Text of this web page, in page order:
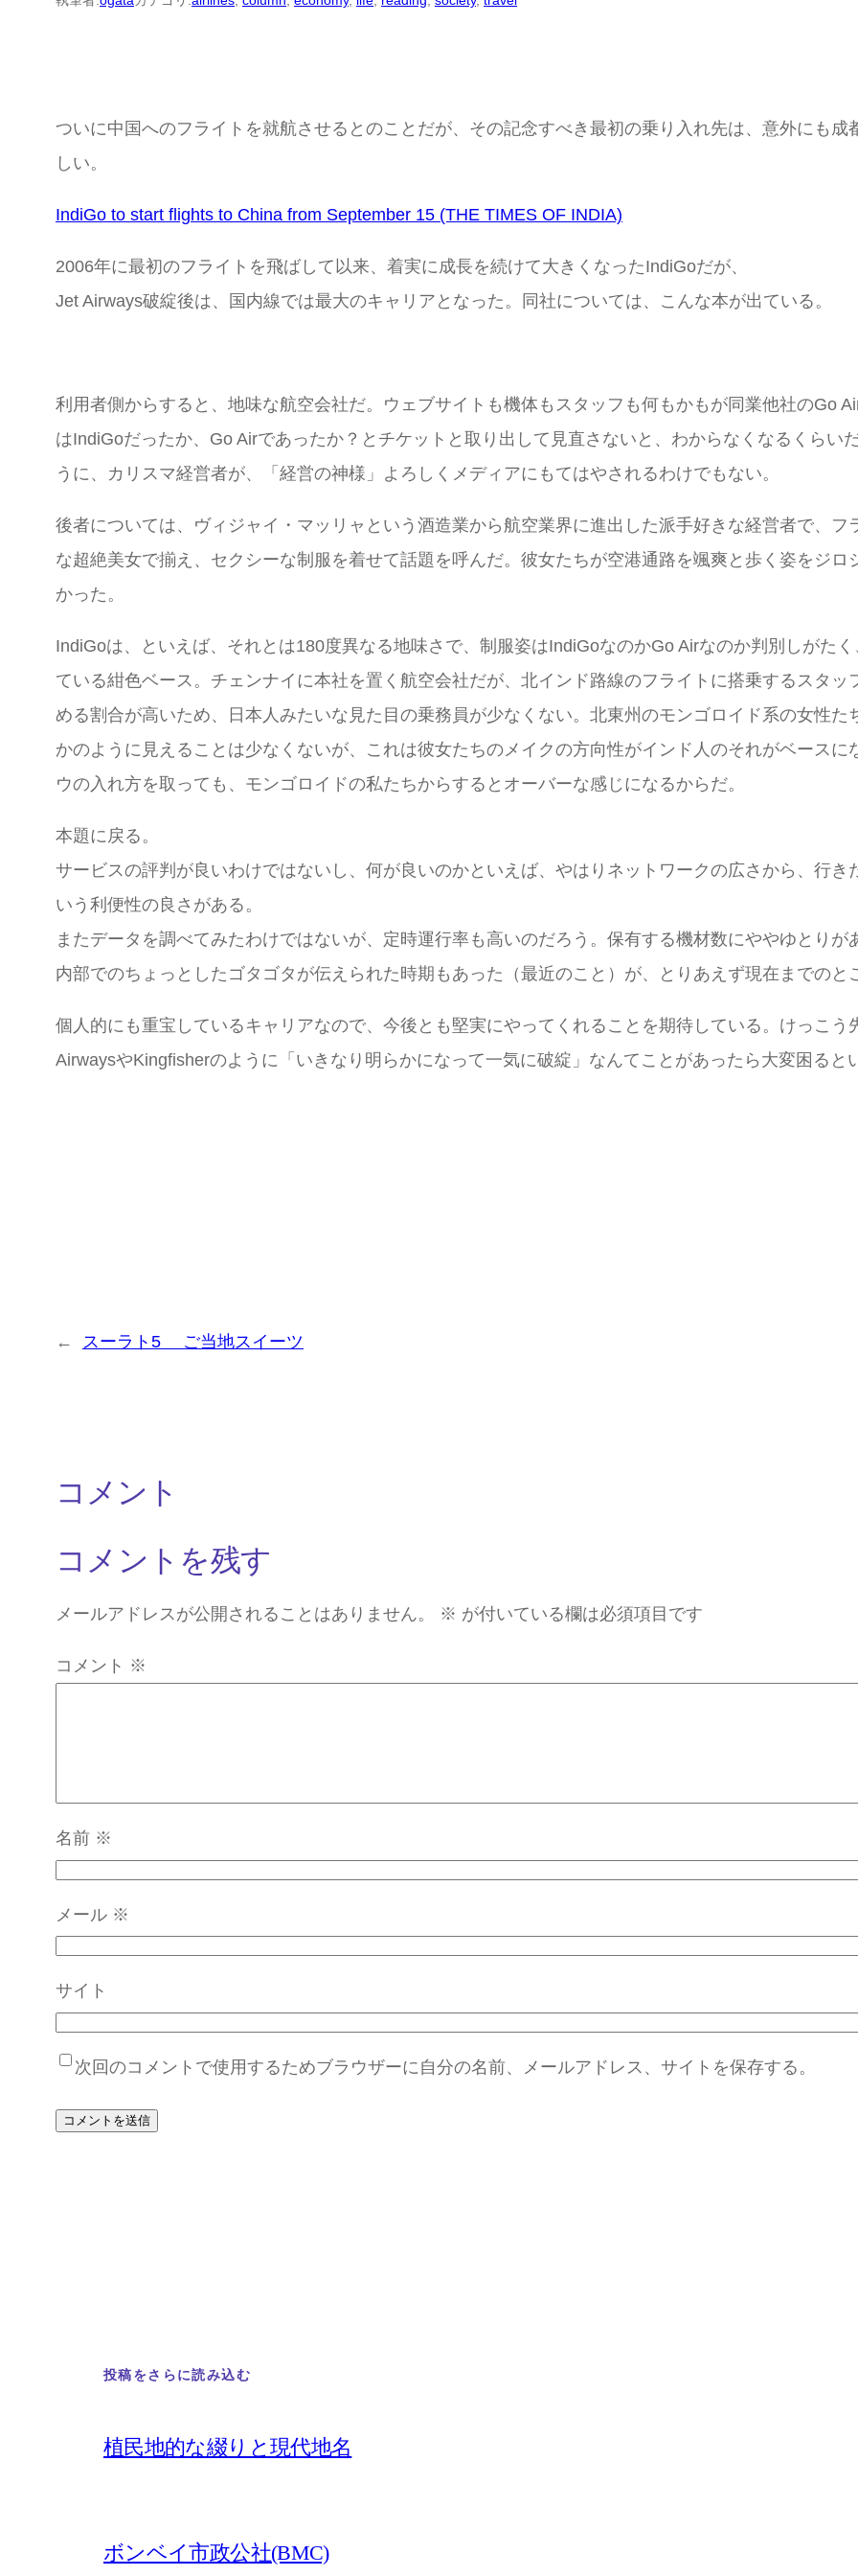
ついに中国へのフライトを就航させるとのことだが、その記念すべき最初の乗り入れ先は、意外にも
しい。
IndiGo to start flights to China from September 15 (THE TIMES OF INDIA)
2006年に最初のフライトを飛ばして以来、着実に成長を続けて大きくなったIndiGoだが、
Jet Airways破綻後は、国内線では最大のキャリアとなった。同社については、こんな本が出ている。
利用者側からすると、地味な航空会社だ。ウェブサイトも機体もスタッフも何もかもが同業他社のGo
はIndiGoだったか、Go Airであったか？とチケットと取り出して見直さないと、わからなくなるくらい
うに、カリスマ経営者が、「経営の神様」よろしくメディアにもてはやされるわけでもない。
後者については、ヴィジャイ・マッリャという酒造業から航空業界に進出した派手好きな経営者で、
な超絶美女で揃え、セクシーな制服を着せて話題を呼んだ。彼女たちが空港通路を颯爽と歩く姿をジ
かった。
IndiGoは、といえば、それとは180度異なる地味さで、制服姿はIndiGoなのかGo Airなのか判別しがた
ている紺色ベース。チェンナイに本社を置く航空会社だが、北インド路線のフライトに搭乗するスタ
める割合が高いため、日本人みたいな見た目の乗務員が少なくない。北東州のモンゴロイド系の女性
かのように見えることは少なくないが、これは彼女たちのメイクの方向性がインド人のそれがベース
ウの入れ方を取っても、モンゴロイドの私たちからするとオーバーな感じになるからだ。
本題に戻る。
サービスの評判が良いわけではないし、何が良いのかといえば、やはりネットワークの広さから、行
いう利便性の良さがある。
またデータを調べてみたわけではないが、定時運行率も高いのだろう。保有する機材数にややゆとり
内部でのちょっとしたゴタゴタが伝えられた時期もあった（最近のこと）が、とりあえず現在までのと
個人的にも重宝しているキャリアなので、今後とも堅実にやってくれることを期待している。けっこ
AirwaysやKingfisherのように「いきなり明らかになって一気に破綻」なんてことがあったら大変困ると
← スーラト5 ご当地スイーツ
コメント
コメントを残す
メールアドレスが公開されることはありません。 ※ が付いている欄は必須項目です
コメント ※
名前 ※
メール ※
サイト
次回のコメントで使用するためブラウザーに自分の名前、メールアドレス、サイトを保存する。
投稿をさらに読み込む
植民地的な綴りと現代地名
ボンベイ市政公社(BMC)